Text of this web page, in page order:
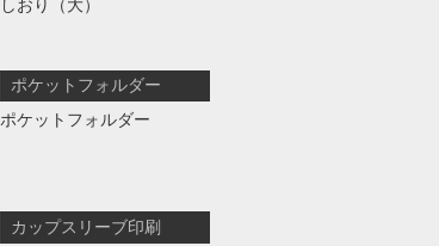
しおり（大）
ポケットフォルダー
ポケットフォルダー
カップスリーブ印刷